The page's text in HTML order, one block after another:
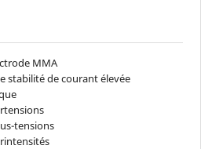
MMA
stabilité de courant élevée
tensions